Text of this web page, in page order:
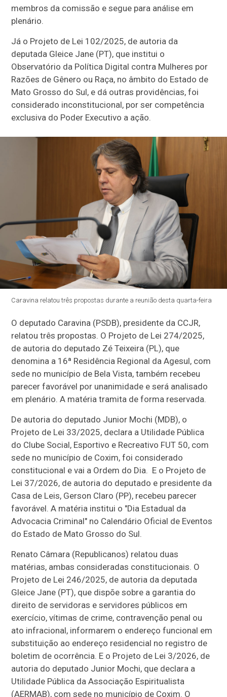
membros da comissão e segue para análise em
plenário.
Já o Projeto de Lei 102/2025, de autoria da
deputada Gleice Jane (PT), que institui o
Observatório da Política Digital contra Mulheres por
Razões de Gênero ou Raça, no âmbito do Estado de
Mato Grosso do Sul, e dá outras providências, foi
considerado inconstitucional, por ser competência
exclusiva do Poder Executivo a ação.
Caravina relatou três propostas durante a reunião desta quarta-feira
O deputado Caravina (PSDB), presidente da CCJR,
relatou três propostas. O Projeto de Lei 274/2025,
de autoria do deputado Zé Teixeira (PL), que
denomina a 16ª Residência Regional da Agesul, com
sede no município de Bela Vista, também recebeu
parecer favorável por unanimidade e será analisado
em plenário. A matéria tramita de forma reservada.
De autoria do deputado Junior Mochi (MDB), o
Projeto de Lei 33/2025, declara a Utilidade Pública
do Clube Social, Esportivo e Recreativo FUT 50, com
sede no município de Coxim, foi considerado
constitucional e vai a Ordem do Dia. E o Projeto de
Lei 37/2026, de autoria do deputado e presidente da
Casa de Leis, Gerson Claro (PP), recebeu parecer
favorável. A matéria institui o "Dia Estadual da
Advocacia Criminal" no Calendário Oficial de Eventos
do Estado de Mato Grosso do Sul.
Renato Câmara (Republicanos) relatou duas
matérias, ambas consideradas constitucionais. O
Projeto de Lei 246/2025, de autoria da deputada
Gleice Jane (PT), que dispõe sobre a garantia do
direito de servidoras e servidores públicos em
exercício, vítimas de crime, contravenção penal ou
ato infracional, informarem o endereço funcional em
substituição ao endereço residencial no registro de
boletim de ocorrência. E o Projeto de Lei 3/2026, de
autoria do deputado Junior Mochi, que declara a
Utilidade Pública da Associação Espiritualista
(AERMAB), com sede no município de Coxim. O